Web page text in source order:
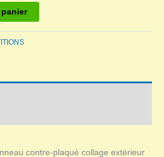
contre-plaqué collage extérieur